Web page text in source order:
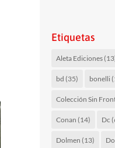
Etiquetas
Aleta Ediciones
bd (35) bonelli
Colección Sin
Conan (14) Dc
Dolmen (13)